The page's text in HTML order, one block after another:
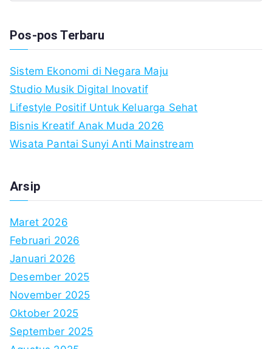
Pos-pos Terbaru
Sistem Ekonomi di Negara Maju
Studio Musik Digital Inovatif
Lifestyle Positif Untuk Keluarga Sehat
Bisnis Kreatif Anak Muda 2026
Wisata Pantai Sunyi Anti Mainstream
Arsip
Maret 2026
Februari 2026
Januari 2026
Desember 2025
November 2025
Oktober 2025
September 2025